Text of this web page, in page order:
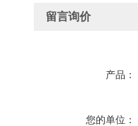
留言询价
产品：
您的单位：